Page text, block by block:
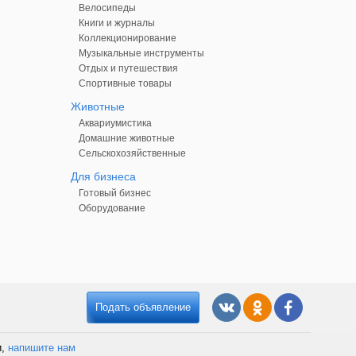
Велосипеды
Книги и журналы
Коллекционирование
Музыкальные инструменты
Отдых и путешествия
Спортивные товары
Животные
Аквариумистика
Домашние животные
Сельскохозяйственные
Для бизнеса
Готовый бизнес
Оборудование
Подать объявление
напишите нам